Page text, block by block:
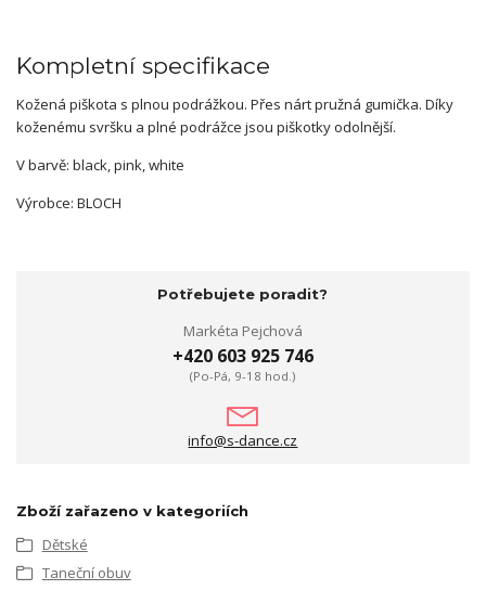
Kompletní specifikace
Kožená piškota s plnou podrážkou. Přes nárt pružná gumička. Díky
koženému svršku a plné podrážce jsou piškotky odolnější.
V barvě: black, pink, white
Výrobce: BLOCH
Potřebujete poradit?
Markéta Pejchová
+420 603 925 746
(Po-Pá, 9-18 hod.)
info@s-dance.cz
Zboží zařazeno v kategoriích
Dětské
Taneční obuv